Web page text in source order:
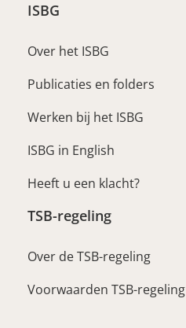
ISBG
Over het ISBG
Publicaties en folders
Werken bij het ISBG
ISBG in English
Heeft u een klacht?
TSB-regeling
Over de TSB-regeling
Voorwaarden TSB-regeling